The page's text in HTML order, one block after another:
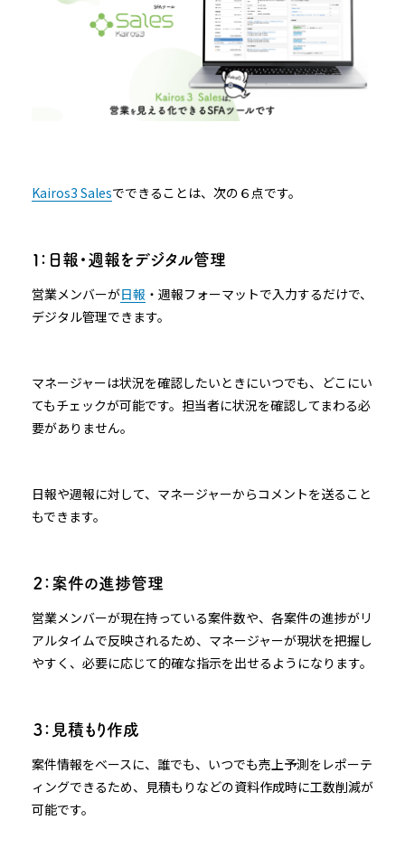
Kairos3 Salesでできることは、次の６点です。
１：日報・週報をデジタル管理
営業メンバーが日報 ・週報フォーマットで入力するだけで、
デジタル管理できます。
マネージャーは状況を確認したいときにいつでも、どこにい
てもチェックが可能です。担当者に状況を確認してまわる必
要がありません。
日報や週報に対して、マネージャーからコメントを送ること
もできます。
２：案件の進捗管理
営業メンバーが現在持っている案件数や、各案件の進捗がリ
アルタイムで反映されるため、マネージャーが現状を把握し
やすく、必要に応じて的確な指示を出せるようになります。
３：見積もり作成
案件情報をベースに、誰でも、いつでも売上予測をレポーテ
ィングできるため、見積もりなどの資料作成時に工数削減が
可能です。